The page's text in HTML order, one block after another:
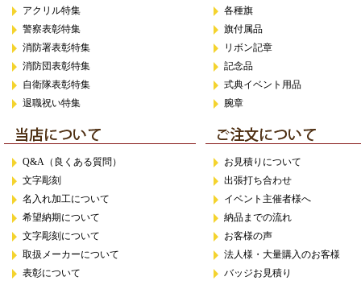
アクリル特集
警察表彰特集
消防署表彰特集
消防団表彰特集
自衛隊表彰特集
退職祝い特集
各種旗
旗付属品
リボン記章
記念品
式典イベント用品
腕章
Q&A（良くある質問）
文字彫刻
名入れ加工について
希望納期について
文字彫刻について
取扱メーカーについて
表彰について
お見積りについて
出張打ち合わせ
イベント主催者様へ
納品までの流れ
お客様の声
法人様・大量購入のお客様
バッジお見積り